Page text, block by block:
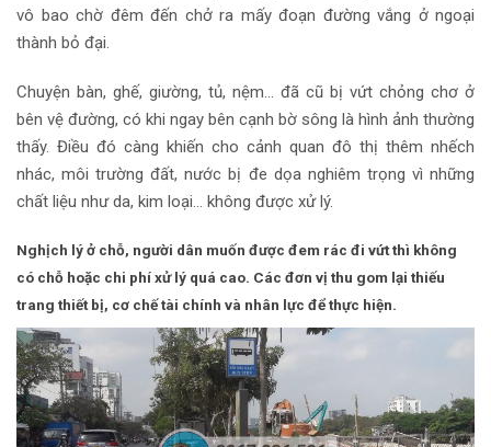
vô bao chờ đêm đến chở ra mấy đoạn đường vắng ở ngoại
thành bỏ đại.
Chuyện bàn, ghế, giường, tủ, nệm… đã cũ bị vứt chỏng chơ ở
bên vệ đường, có khi ngay bên cạnh bờ sông là hình ảnh thường
thấy. Điều đó càng khiến cho cảnh quan đô thị thêm nhếch
nhác, môi trường đất, nước bị đe dọa nghiêm trọng vì những
chất liệu như da, kim loại… không được xử lý.
Nghịch lý ở chỗ, người dân muốn được đem rác đi vứt thì không
có chỗ hoặc chi phí xử lý quá cao. Các đơn vị thu gom lại thiếu
trang thiết bị, cơ chế tài chính và nhân lực để thực hiện.